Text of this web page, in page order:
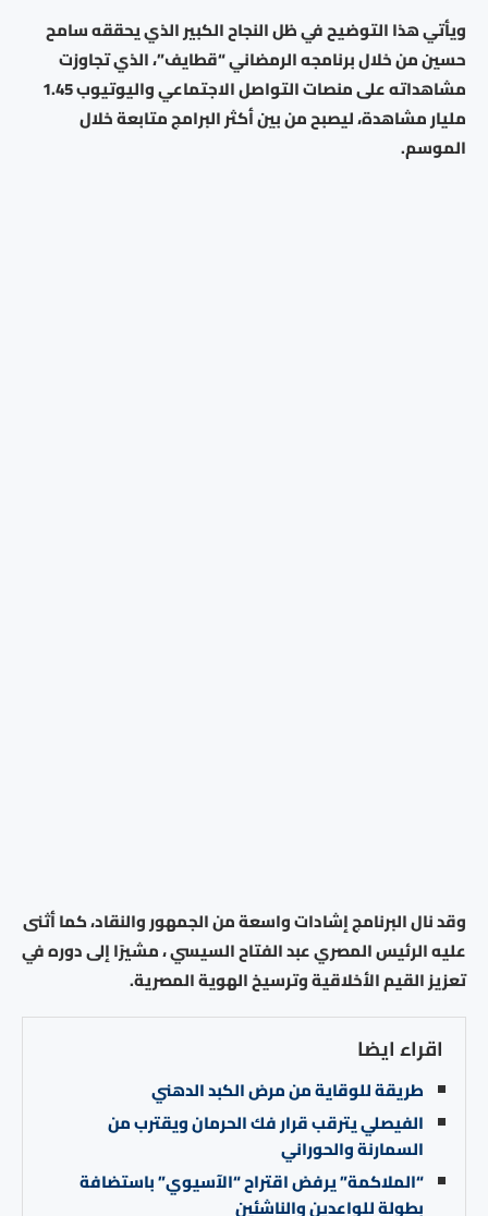
ويأتي هذا التوضيح في ظل النجاح الكبير الذي يحققه سامح
حسين من خلال برنامجه الرمضاني “قطايف”، الذي تجاوزت
مشاهداته على منصات التواصل الاجتماعي واليوتيوب 1.45
مليار مشاهدة، ليصبح من بين أكثر البرامج متابعة خلال
الموسم.
وقد نال البرنامج إشادات واسعة من الجمهور والنقاد، كما أثنى
عليه الرئيس المصري عبد الفتاح السيسي ، مشيرًا إلى دوره في
تعزيز القيم الأخلاقية وترسيخ الهوية المصرية.
اقراء ايضا
طريقة للوقاية من مرض الكبد الدهني
الفيصلي يترقب قرار فك الحرمان ويقترب من
السمارنة والحوراني
“الملاكمة” يرفض اقتراح “الآسيوي” باستضافة
بطولة للواعدين والناشئين